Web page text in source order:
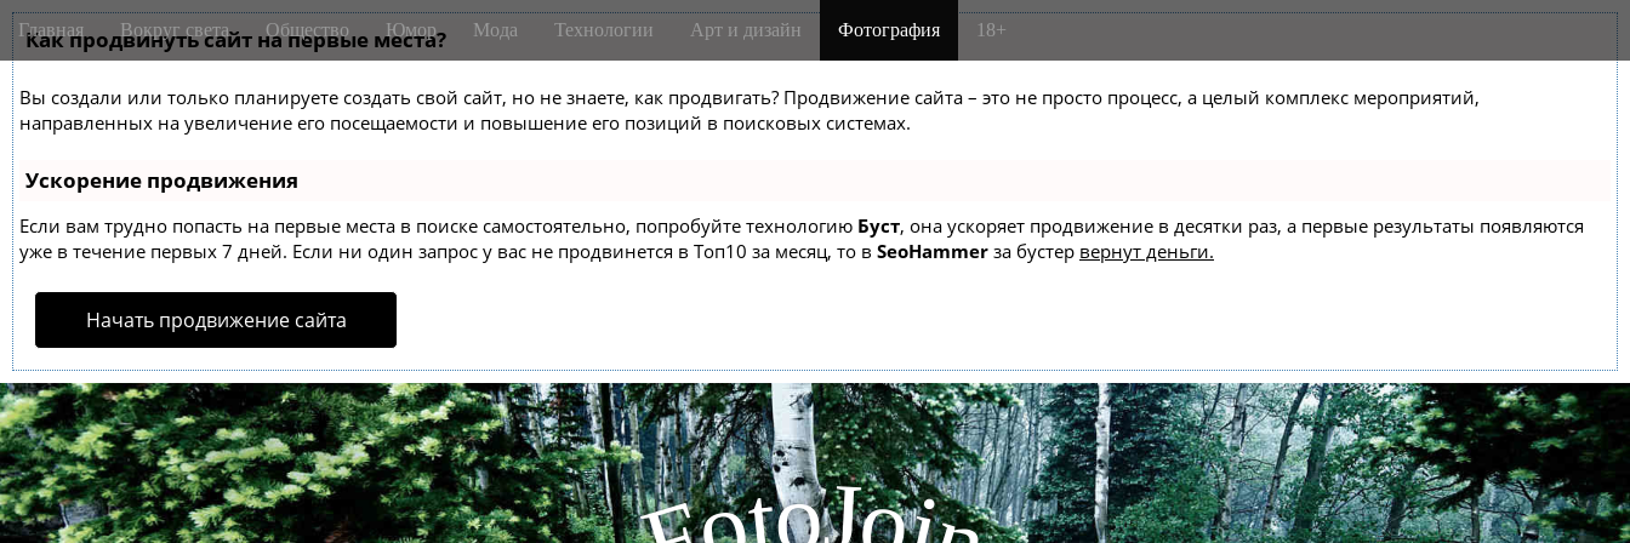
Как продвинуть сайт на первые места?
Вы создали или только планируете создать свой сайт, но не знаете, как продвигать? Продвижение сайта – это не просто процесс, а целый комплекс мероприятий,
направленных на увеличение его посещаемости и повышение его позиций в поисковых системах.
Ускорение продвижения
Если вам трудно попасть на первые места в поиске самостоятельно, попробуйте технологию Буст, она ускоряет продвижение в десятки раз, а первые результаты появляются
уже в течение первых 7 дней. Если ни один запрос у вас не продвинется в Топ10 за месяц, то в SeoHammer за бустер вернут деньги.
Начать продвижение сайта
M
a
n
m
e
n
u
i
Главная Вокруг света Общество Юмор Мода Технологии Арт и дизайн Фотография 18+
toJ